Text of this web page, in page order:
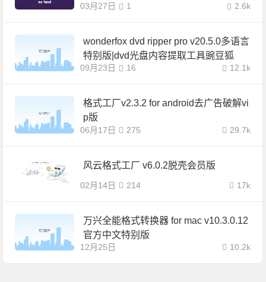
03月27日 2.6k
1
wonderfox dvd ripper pro v20.5.0多语言
特别版|dvd光盘内容提取工具豌豆狐
09月23日 12.1k
16
格式工厂v2.3.2 for android去广告破解vi
p版
06月17日 29.7k
275
风云格式工厂 v6.0.2脱壳会员版
02月14日 17k
214
万兴全能格式转换器 for mac v10.3.0.12
官方中文特别版
12月25日 10.2k